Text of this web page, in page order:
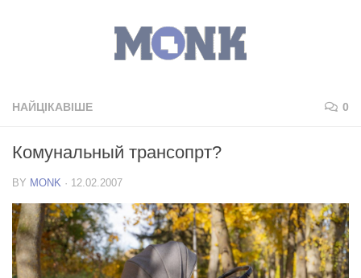
НАЙЦІКАВІШЕ 0
Комунальный трансопрт?
BY MONK · 12.02.2007